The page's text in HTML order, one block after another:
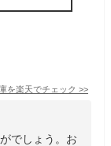
を楽天でチェック >>
でしょう。お